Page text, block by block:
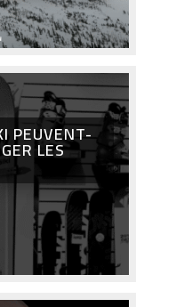
PEUVENT-
LES